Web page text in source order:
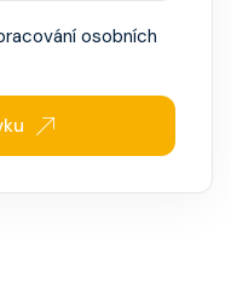
osobních